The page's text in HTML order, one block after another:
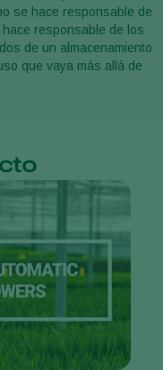
se hace responsable de
responsable de los
de un almacenamiento
que vaya más allá de